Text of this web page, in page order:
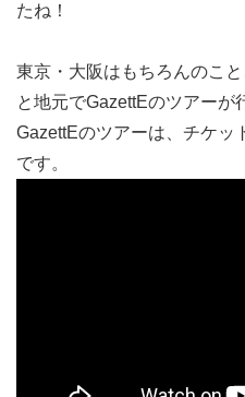
たね！
東京・大阪はもちろんのこ
と地元でGazettEのツアーが
GazettEのツアーは、チケッ
です。